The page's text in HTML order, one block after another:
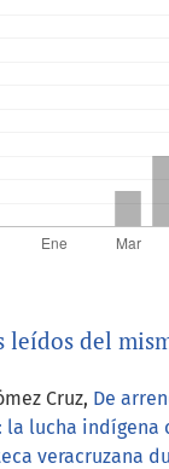
leídos del
Cruz, De
la lucha indígena
veracruzana